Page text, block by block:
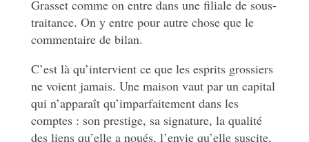
Grasset comme on entre dans une filiale de sous-
traitance. On y entre pour autre chose que le
commentaire de bilan.
C’est là qu’intervient ce que les esprits grossiers
ne voient jamais. Une maison vaut par un capital
qui n’apparaît qu’imparfaitement dans les
comptes : son prestige, sa signature, la qualité
des liens qu’elle a noués, l’envie qu’elle suscite,